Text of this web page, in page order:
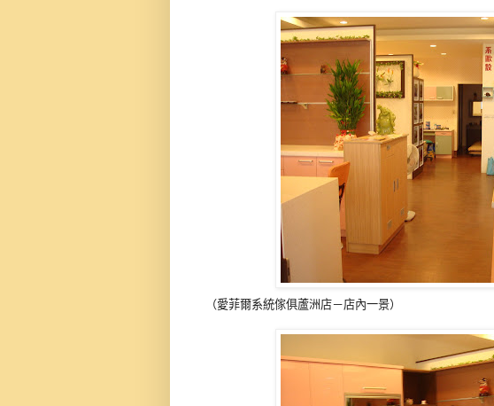
（愛菲爾系統傢俱蘆洲店－店內一景）